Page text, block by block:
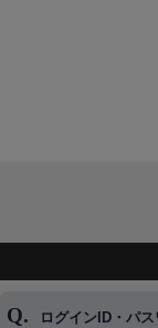
ログインID・パ